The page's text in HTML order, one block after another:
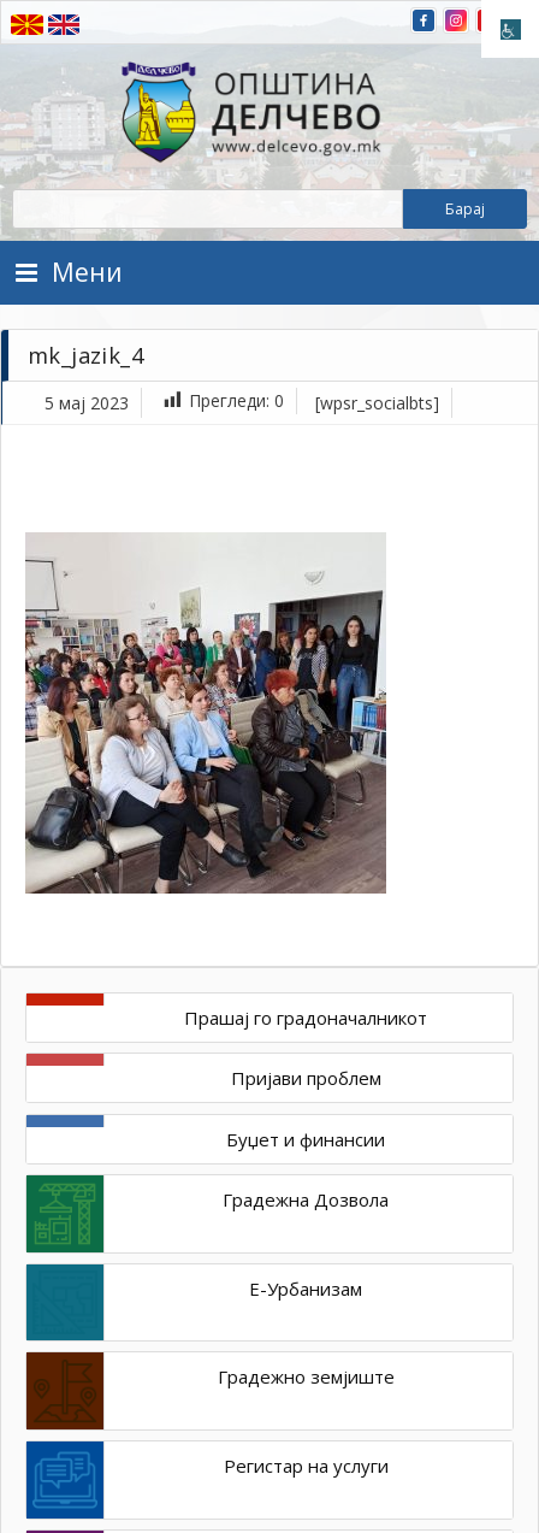
Прескокнете на содржината
Општина Делчево
Општина Делчево
Мени
mk_jazik_4
5 мај 2023 Прегледи: 0 [wpsr_socialbts]
Прашај го градоначалникот
Пријави проблем
Буџет и финансии
Градежна Дозвола
Е-Урбанизам
Градежно земјиште
Регистар на услуги